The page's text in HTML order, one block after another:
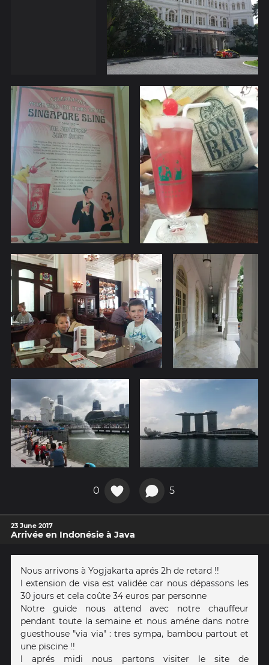
0 5
23 June 2017
Arrivée en Indonésie à Java
Nous arrivons à Yogjakarta aprés 2h de retard !!
l extension de visa est validée car nous dépassons les
30 jours et cela coûte 34 euros par personne
Notre guide nous attend avec notre chauffeur
pendant toute la semaine et nous améne dans notre
guesthouse "via via" : tres sympa, bambou partout et
une piscine !!
l aprés midi nous partons visiter le site de